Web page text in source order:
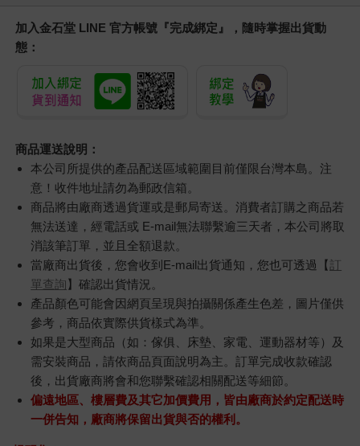
加入金石堂 LINE 官方帳號『完成綁定』，隨時掌握出貨動
態：
商品運送說明：
本公司所提供的產品配送區域範圍目前僅限台灣本島。注
意！收件地址請勿為郵政信箱。
商品將由廠商透過貨運或是郵局寄送。消費者訂購之商品若
無法送達，經電話或 E-mail無法聯繫逾三天者，本公司將取
消該筆訂單，並且全額退款。
當廠商出貨後，您會收到E-mail出貨通知，您也可透過【訂
單查詢】確認出貨情況。
產品顏色可能會因網頁呈現與拍攝關係產生色差，圖片僅供
參考，商品依實際供貨樣式為準。
如果是大型商品（如：傢俱、床墊、家電、運動器材等）及
需安裝商品，請依商品頁面說明為主。訂單完成收款確認
後，出貨廠商將會和您聯繫確認相關配送等細節。
偏遠地區、樓層費及其它加價費用，皆由廠商於約定配送時
一併告知，廠商將保留出貨與否的權利。